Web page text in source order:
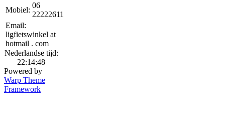
Mobiel:
06
22222611
Email:
ligfietswinkel at
hotmail . com
Nederlandse tijd:
22:14:48
Powered by
Warp Theme
Framework